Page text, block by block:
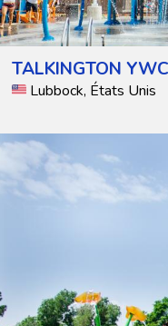
TALKINGTON
Lubbock, États Unis